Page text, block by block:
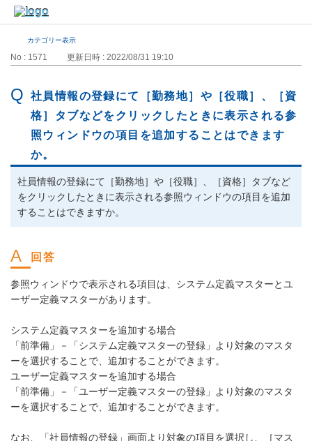
カテゴリー表示
No : 1571 更新日時 : 2022/08/31 19:10
社員情報の登録にて［勤務地］や［役職］、［資
格］タブなどをクリックしたときに表示される参
照ウィンドウの項目を追加することはできます
か。
社員情報の登録にて［勤務地］や［役職］、［資格］タブなど
をクリックしたときに表示される参照ウィンドウの項目を追加
することはできますか。
参照ウィンドウで表示される項目は、システム定義マスターとユ
ーザー定義マスターがあります。
システム定義マスターを追加する場合
「前準備」－「システム定義マスターの登録」より対象のマスタ
ーを選択することで、追加することができます。
ユーザー定義マスターを追加する場合
「前準備」－「ユーザー定義マスターの登録」より対象のマスタ
ーを選択することで、追加することができます。
なお、「社員情報の登録」画面より対象の項目を選択し、［マス